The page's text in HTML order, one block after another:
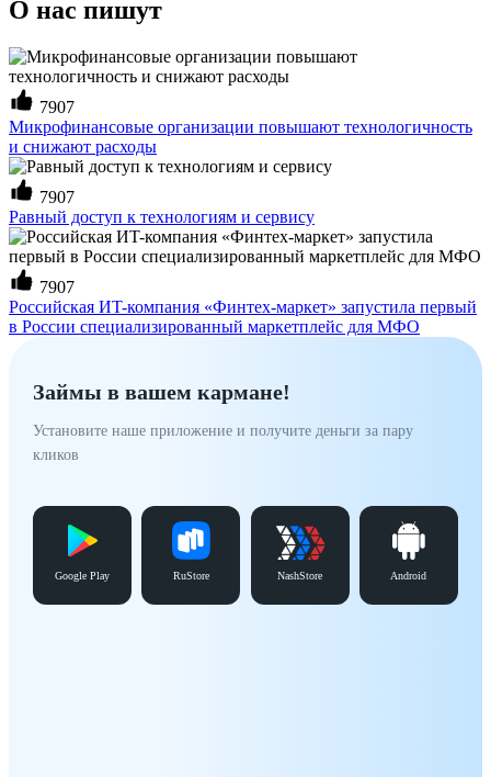
О нас пишут
7907
Микрофинансовые организации повышают технологичность
и снижают расходы
7907
Равный доступ к технологиям и сервису
7907
Российская ИT-компания «Финтех-маркет» запустила первый
в России специализированный маркетплейс для МФО
Займы в вашем кармане!
Установите наше приложение и получите деньги за пару
кликов
Google Play RuStore NashStore Android